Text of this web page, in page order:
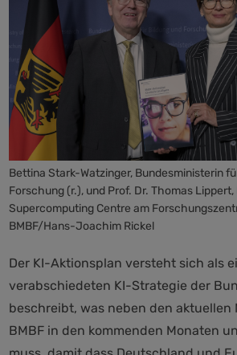
Bettina Stark-Watzinger, Bundesministerin
Forschung (r.), und Prof. Dr. Thomas
Supercomputing Centre am
BMBF/Hans-Joachim Rickel
Der KI-Aktionsplan versteht sich als
verabschiedeten KI-Strategie der
beschreibt, was neben den aktuellen
BMBF in den kommenden Monaten